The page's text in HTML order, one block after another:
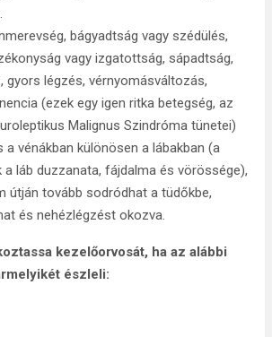
bágyadtság vagy szédülés,
vagy izgatottság, sápadtság,
gyors légzés, vérnyomásváltozás,
(ezek egy igen ritka betegség, az
Malignus Szindróma tünetei)
a vénákban különösen a lábakban (a
a láb duzzanata, fájdalma és vörössége),
útján tovább sodródhat a tüdőkbe,
és nehézlégzést okozva.
kezelőorvosát, ha az alábbi
észleli: